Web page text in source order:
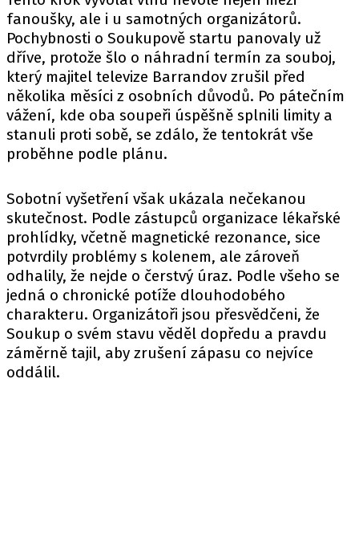
fanoušky, ale i u samotných organizátorů.
Pochybnosti o Soukupově startu panovaly už
dříve, protože šlo o náhradní termín za souboj,
který majitel televize Barrandov zrušil před
několika měsíci z osobních důvodů. Po pátečním
vážení, kde oba soupeři úspěšně splnili limity a
stanuli proti sobě, se zdálo, že tentokrát vše
proběhne podle plánu.
Sobotní vyšetření však ukázala nečekanou
skutečnost. Podle zástupců organizace lékařské
prohlídky, včetně magnetické rezonance, sice
potvrdily problémy s kolenem, ale zároveň
odhalily, že nejde o čerstvý úraz. Podle všeho se
jedná o chronické potíže dlouhodobého
charakteru. Organizátoři jsou přesvědčeni, že
Soukup o svém stavu věděl dopředu a pravdu
záměrně tajil, aby zrušení zápasu co nejvíce
oddálil.